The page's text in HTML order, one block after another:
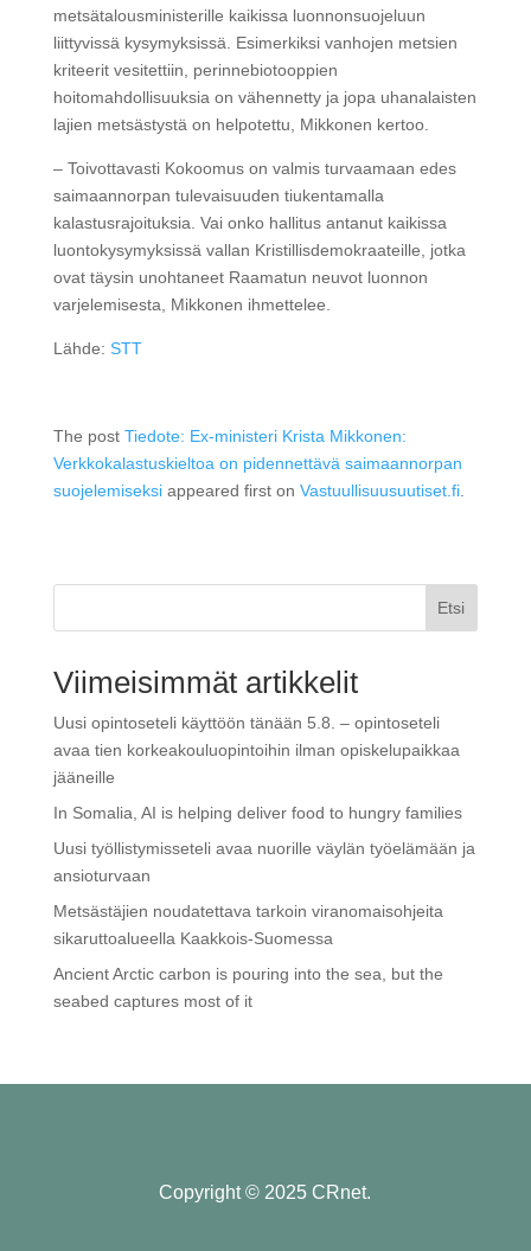
metsätalousministerille kaikissa luonnonsuojeluun
liittyvissä kysymyksissä. Esimerkiksi vanhojen metsien
kriteerit vesitettiin, perinnebiotooppien
hoitomahdollisuuksia on vähennetty ja jopa uhanalaisten
lajien metsästystä on helpotettu, Mikkonen kertoo.
– Toivottavasti Kokoomus on valmis turvaamaan edes
saimaannorpan tulevaisuuden tiukentamalla
kalastusrajoituksia. Vai onko hallitus antanut kaikissa
luontokysymyksissä vallan Kristillisdemokraateille, jotka
ovat täysin unohtaneet Raamatun neuvot luonnon
varjelemisesta, Mikkonen ihmettelee.
Lähde: STT
The post Tiedote: Ex-ministeri Krista Mikkonen:
Verkkokalastuskieltoa on pidennettävä saimaannorpan
suojelemiseksiappeared first on Vastuullisuusuutiset.fi.
Etsi
Viimeisimmät artikkelit
Uusi opintoseteli käyttöön tänään 5.8. – opintoseteli
avaa tien korkeakouluopintoihin ilman opiskelupaikkaa
jääneille
In Somalia, AI is helping deliver food to hungry families
Uusi työllistymisseteli avaa nuorille väylän työelämään ja
ansioturvaan
Metsästäjien noudatettava tarkoin viranomaisohjeita
sikaruttoalueella Kaakkois-Suomessa
Ancient Arctic carbon is pouring into the sea, but the
seabed captures most of it
Copyright © 2025 CRnet.